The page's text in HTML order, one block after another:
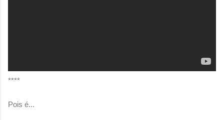
****
Pois é...